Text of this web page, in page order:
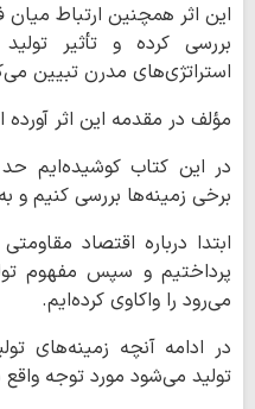
این اثر همچنین ارتباط
بررسی کرده و تأثیر
استراتژی‌های مدرن تبیین
مؤلف در مقدمه این اثر
در این کتاب کوشیده‌ایم
برخی زمینه‌ها بررسی کنیم و
ابتدا درباره اقتصاد
پرداختیم و سپس مفهوم
می‌رود را واکاوی کرده‌ایم.
در ادامه آنچه زمینه‌های
تولید می‌شود مورد توجه